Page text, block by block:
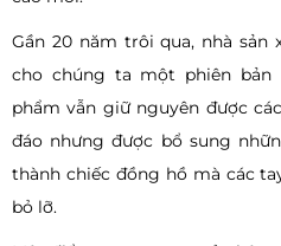
Gần 20 năm trôi qua, nhà sản
cho chúng ta một phiên bản
phẩm vẫn giữ nguyên được
đáo nhưng được bổ sung
thành chiếc đồng hồ mà các
bỏ lỡ.